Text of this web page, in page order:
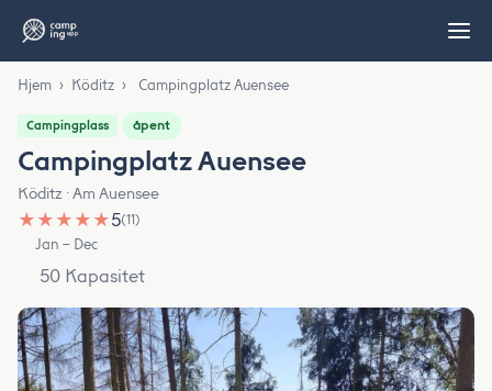
Hjem › Köditz › Campingplatz Auensee
Campingplass åpent
Campingplatz Auensee
Köditz · Am Auensee
★ ★ ★ ★ ★5(11)
Jan – Dec
50 Kapasitet